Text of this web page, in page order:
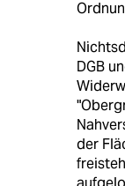
DGB
der